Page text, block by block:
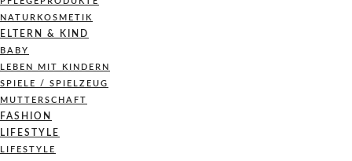
NATURKOSMETIK
ELTERN & KIND
BABY
LEBEN MIT KINDERN
SPIELE / SPIELZEUG
MUTTERSCHAFT
FASHION
LIFESTYLE
LIFESTYLE